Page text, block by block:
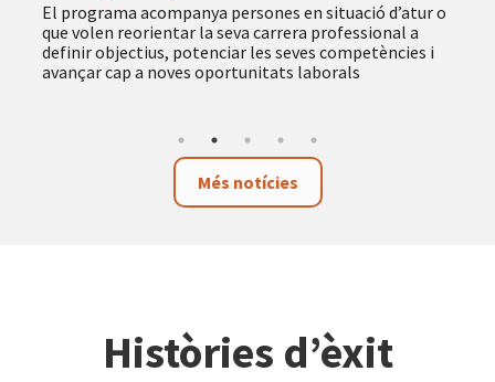
El programa acompanya persones en situació d’atur o
que volen reorientar la seva carrera professional a
definir objectius, potenciar les seves competències i
avançar cap a noves oportunitats laborals
Més notícies
Històries d’èxit